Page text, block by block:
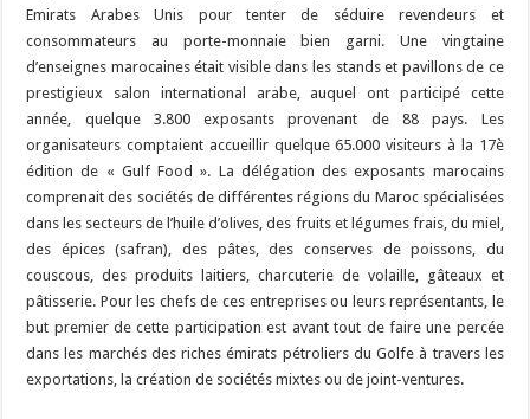
Emirats Arabes Unis pour tenter de séduire revendeurs et
consommateurs au porte-monnaie bien garni. Une vingtaine
d’enseignes marocaines était visible dans les stands et pavillons de ce
prestigieux salon international arabe, auquel ont participé cette
année, quelque 3.800 exposants provenant de 88 pays. Les
organisateurs comptaient accueillir quelque 65.000 visiteurs à la 17è
édition de « Gulf Food ». La délégation des exposants marocains
comprenait des sociétés de différentes régions du Maroc spécialisées
dans les secteurs de l’huile d’olives, des fruits et légumes frais, du miel,
des épices (safran), des pâtes, des conserves de poissons, du
couscous, des produits laitiers, charcuterie de volaille, gâteaux et
pâtisserie. Pour les chefs de ces entreprises ou leurs représentants, le
but premier de cette participation est avant tout de faire une percée
dans les marchés des riches émirats pétroliers du Golfe à travers les
exportations, la création de sociétés mixtes ou de joint-ventures.